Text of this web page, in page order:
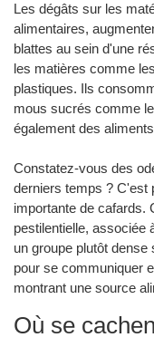
Les dégâts sur les
alimentaires,
blattes au sein d'une
les matières comme
plastiques. Ils
mous sucrés comme
également des
Constatez-vous des
derniers temps ? C'est
importante de cafards.
pestilentielle, associée
un groupe plutôt
pour se communiquer
montrant une source
Où se